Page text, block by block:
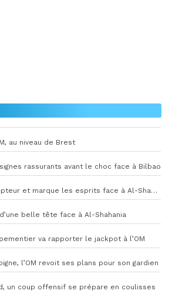
au niveau de Brest
rassurants avant le choc face à Bilbao
Abdelli ouvre son compteur et marque les esprits face à Al-Shahania
belle tête face à Al-Shahania
va rapporter le jackpot à l’OM
l’OM revoit ses plans pour son gardien
un coup offensif se prépare en coulisses